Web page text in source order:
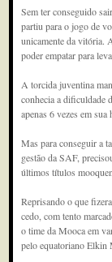
Sem ter conseguido
partiu para o jogo de
unicamente da vitória.
poder empatar para
A torcida juventina
conhecia a dificuldade
apenas 6 vezes em
Mas para conseguir a
gestão da SAF,
últimos títulos
Reprisando o que
cedo, com tento
o time da Mooca em
pelo equatoriano Elkin